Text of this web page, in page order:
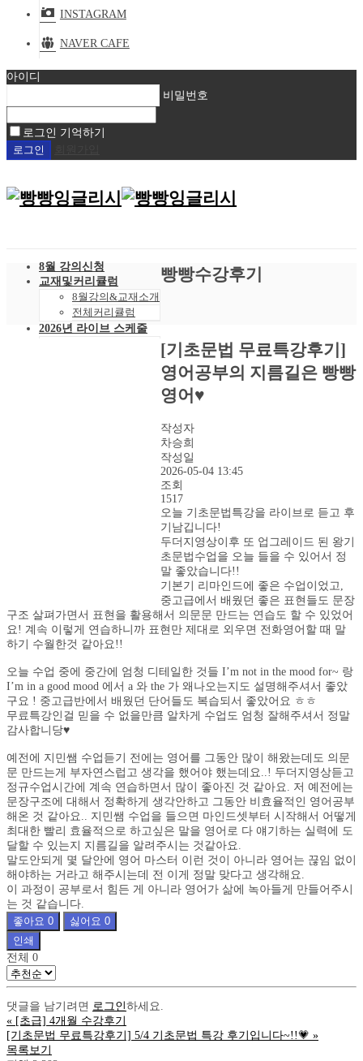
INSTAGRAM
NAVER CAFE
아이디
비밀번호
로그인 기억하기
8월 강의신청
교재및커리큘럼
8월강의&교재소개
전체커리큘럼
2026년 라이브 스케줄
빵빵수강후기
[기초문법 무료특강후기]
영어공부의 지름길은 빵빵
영어♥️
작성자
차승희
작성일
2026-05-04 13:45
조회
1517
오늘 기초문법특강을 라이브로 듣고 후
기남깁니다!
두더지영상이후 또 업그레이드 된 왕기
초문법수업을 오늘 들을 수 있어서 정
말 좋았습니다!!
기본기 리마인드에 좋은 수업이었고,
중고급에서 배웠던 좋은 표현들도 문장
구조 살펴가면서 표현을 활용해서 의문문 만드는 연습도 할 수 있었어
요! 계속 이렇게 연습하니까 표현만 제대로 외우면 전화영어할 때 말
하기 수월한것 같아요!!
오늘 수업 중에 중간에 엄청 디테일한 것들 I’m not in the mood for~ 랑
I’m in a good mood 에서 a 와 the 가 왜나오는지도 설명해주셔서 좋았
구요 ! 중고급반에서 배웠던 단어들도 복습되서 좋았어요 ㅎㅎ
무료특강인걸 믿을 수 없을만큼 알차게 수업도 엄청 잘해주셔서 정말
감사합니당♥️
예전에 지민쌤 수업듣기 전에는 영어를 그동안 많이 해왔는데도 의문
문 만드는게 부자연스럽고 생각을 했어야 했는데요..! 두더지영상듣고
정규수업시간에 계속 연습하면서 많이 좋아진 것 같아요. 저 예전에는
문장구조에 대해서 정확하게 생각안하고 그동안 비효율적인 영어공부
해온 것 같아요.. 지민쌤 수업을 들으면 마인드셋부터 시작해서 어떻게
최대한 빨리 효율적으로 하고싶은 말을 영어로 다 얘기하는 실력에 도
달할 수 있는지 지름길을 알려주시는 것같아요.
말도안되게 몇 달안에 영어 마스터 이런 것이 아니라 영어는 끊임 없이
해야하는 거라고 해주시는데 전 이게 정말 맞다고 생각해요.
이 과정이 공부로서 힘든 게 아니라 영어가 삶에 녹아들게 만들어주시
는 것 같습니다.
좋아요 0 싫어요 0
인쇄
전체 0
댓글을 남기려면 로그인하세요.
« [초급] 4개월 수강후기
[기초문법 무료특강후기] 5/4 기초문법 특강 후기입니다~!!💗 »
목록보기